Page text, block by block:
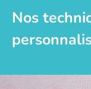
Nos